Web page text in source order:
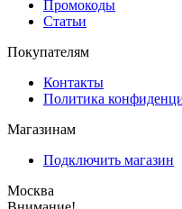
Промокоды
Статьи
Покупателям
Контакты
Политика
Магазинам
Подключить магазин
Москва